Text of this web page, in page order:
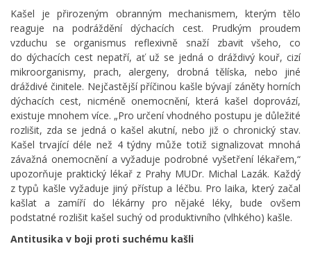
Kašel je přirozeným obranným mechanismem, kterým tělo
reaguje na podráždění dýchacích cest. Prudkým proudem
vzduchu se organismus reflexivně snaží zbavit všeho, co
do dýchacích cest nepatří, ať už se jedná o dráždivý kouř, cizí
mikroorganismy, prach, alergeny, drobná tělíska, nebo jiné
dráždivé činitele. Nejčastější příčinou kašle bývají záněty horních
dýchacích cest, nicméně onemocnění, která kašel doprovází,
existuje mnohem více. „Pro určení vhodného postupu je důležité
rozlišit, zda se jedná o kašel akutní, nebo již o chronický stav.
Kašel trvající déle než 4 týdny může totiž signalizovat mnohá
závažná onemocnění a vyžaduje podrobné vyšetření lékařem,“
upozorňuje praktický lékař z Prahy MUDr. Michal Lazák. Každý
z typů kašle vyžaduje jiný přístup a léčbu. Pro laika, který začal
kašlat a zamíří do lékárny pro nějaké léky, bude ovšem
podstatné rozlišit kašel suchý od produktivního (vlhkého) kašle.
Antitusika v boji proti suchému kašli